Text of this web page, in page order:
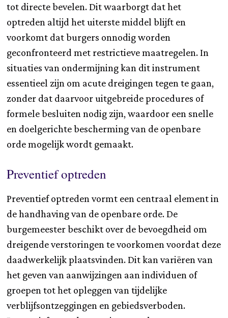
tot directe bevelen. Dit waarborgt dat het
optreden altijd het uiterste middel blijft en
voorkomt dat burgers onnodig worden
geconfronteerd met restrictieve maatregelen. In
situaties van ondermijning kan dit instrument
essentieel zijn om acute dreigingen tegen te gaan,
zonder dat daarvoor uitgebreide procedures of
formele besluiten nodig zijn, waardoor een snelle
en doelgerichte bescherming van de openbare
orde mogelijk wordt gemaakt.
Preventief optreden
Preventief optreden vormt een centraal element in
de handhaving van de openbare orde. De
burgemeester beschikt over de bevoegdheid om
dreigende verstoringen te voorkomen voordat deze
daadwerkelijk plaatsvinden. Dit kan variëren van
het geven van aanwijzingen aan individuen of
groepen tot het opleggen van tijdelijke
verblijfsontzeggingen en gebiedsverboden.